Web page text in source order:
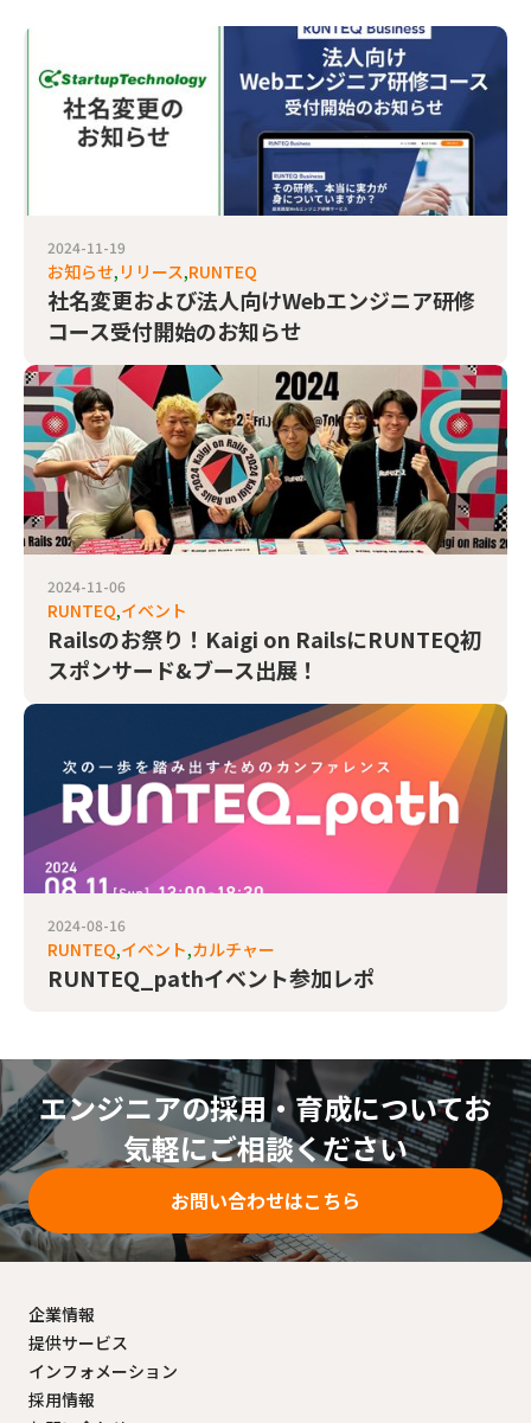
2024-11-19
お知らせ リリース RUNTEQ
社名変更および法人向けWebエンジニア研修
コース受付開始のお知らせ
2024-11-06
RUNTEQ イベント
Railsのお祭り！Kaigi on RailsにRUNTEQ初
スポンサード&ブース出展！
2024-08-16
RUNTEQ イベント カルチャー
RUNTEQ_pathイベント参加レポ
エンジニアの採用・育成についてお
気軽にご相談ください
お問い合わせはこちら
企業情報
提供サービス
インフォメーション
採用情報